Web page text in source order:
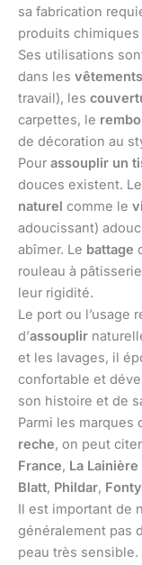
sa fabrication
produits
Ses utilisations
dans les
travail), les
carpettes, le
de décoration au
Pour assouplir un
douces existent.
naturel comme le
adoucissant)
abîmer. Le battage
rouleau à
leur rigidité.
Le port ou l’usage
d’assouplir
et les lavages, il
confortable et
son histoire et de
Parmi les
reche, on peut citer
France, La
Blatt, Phildar, Fonty
Il est important de
généralement pas
peau très